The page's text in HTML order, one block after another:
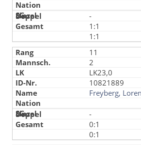
-
1:1
1:1
11
2
LK23,0
10821889
Freyberg,
-
0:1
0:1